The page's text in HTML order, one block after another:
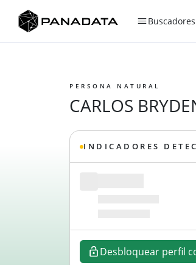
Buscadores
PERSONA NATURAL
CARLOS
INDICADORES
Desbloquear perfil